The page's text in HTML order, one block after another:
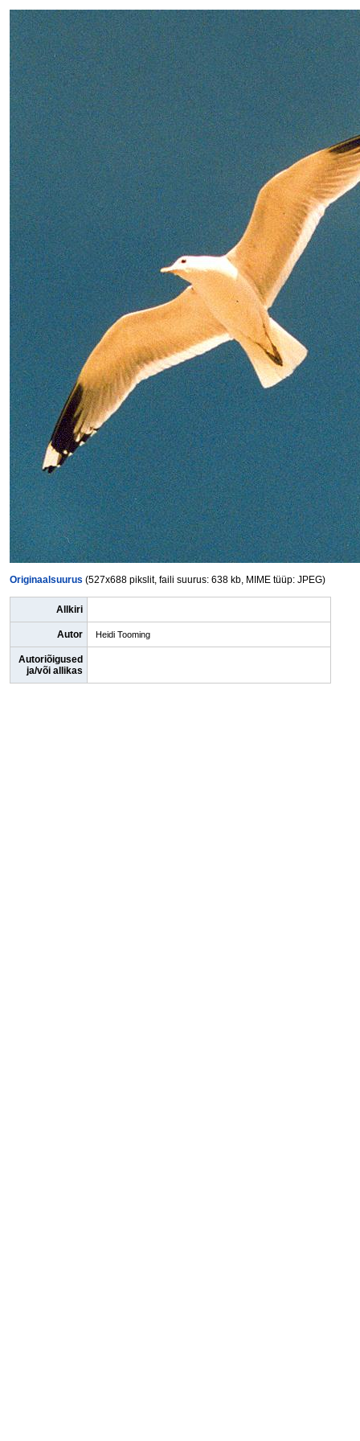
Originaalsuurus (527x688 pikslit, faili suurus: 638 kb, MIME tüüp: JPEG)
Allkiri
Autor Heidi Tooming
Autoriõigused
ja/või allikas